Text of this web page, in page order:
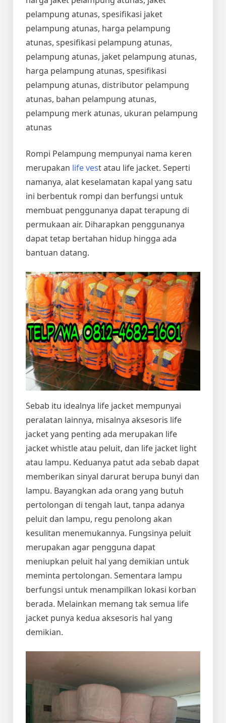
pelampung atunas, spesifikasi jaket
pelampung atunas, harga pelampung
atunas, spesifikasi pelampung atunas,
pelampung atunas, jaket pelampung atunas,
harga pelampung atunas, spesifikasi
pelampung atunas, distributor pelampung
atunas, bahan pelampung atunas,
pelampung merk atunas, ukuran pelampung
atunas
Rompi Pelampung mempunyai nama keren
merupakan life vest atau life jacket. Seperti
namanya, alat keselamatan kapal yang satu
ini berbentuk rompi dan berfungsi untuk
membuat penggunanya dapat terapung di
permukaan air. Diharapkan penggunanya
dapat tetap bertahan hidup hingga ada
bantuan datang.
Sebab itu idealnya life jacket mempunyai
peralatan lainnya, misalnya aksesoris life
jacket yang penting ada merupakan life
jacket whistle atau peluit, dan life jacket light
atau lampu. Keduanya patut ada sebab dapat
memberikan sinyal darurat berupa bunyi dan
lampu. Bayangkan ada orang yang butuh
pertolongan di tengah laut, tanpa adanya
peluit dan lampu, regu penolong akan
kesulitan menemukannya. Fungsinya peluit
merupakan agar pengguna dapat
meniupkan peluit hal yang demikian untuk
meminta pertolongan. Sementara lampu
berfungsi untuk menampilkan lokasi korban
berada. Melainkan memang tak semua life
jacket punya kedua aksesoris hal yang
demikian.